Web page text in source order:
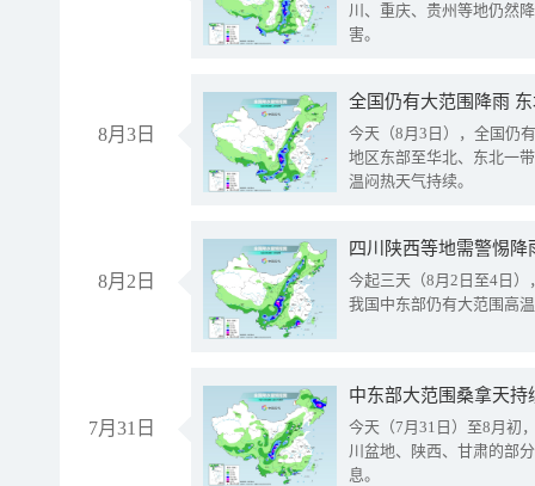
川、重庆、贵州等地仍然
害。
8月3日
全国仍有大范围降雨
今天（8月3日），全国仍
地区东部至华北、东北一
温闷热天气持续。
8月2日
今起三天（8月2日至4日
我国中东部仍有大范围高
7月31日
中东部大范围桑拿天
今天（7月31日）至8月初
川盆地、陕西、甘肃的部
息。